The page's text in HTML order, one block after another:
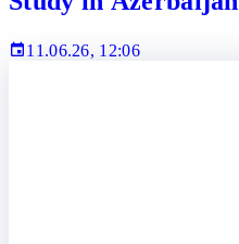
11.06.26, 12:06